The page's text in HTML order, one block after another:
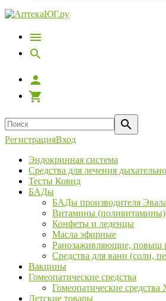
РегистрацияВход
Эндокринная система
Средства для лечения
Тесты Ковид
БАДы
БАДы производителя
Витамины (поливитамины)
Конфеты и леденцы
Масла эфирные
Ранозаживляющие, повыш
Средства для ванн (соли,
Вакцины
Гомеопатические средства
Гомеопатические средства
Детские товары